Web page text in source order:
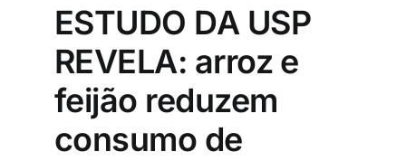
ESTUDO DA USP
REVELA: arroz e
feijão reduzem
consumo de